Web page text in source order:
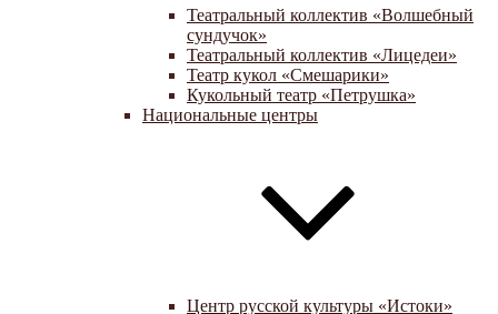
Театральный коллектив «Волшебный
сундучок»
Театральный коллектив «Лицедеи»
Театр кукол «Смешарики»
Кукольный театр «Петрушка»
Национальные центры
Центр русской культуры «Истоки»